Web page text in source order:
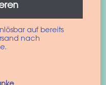
auf bereits
nach